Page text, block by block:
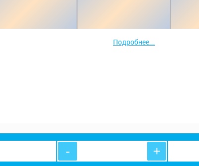
Подробнее...
- +